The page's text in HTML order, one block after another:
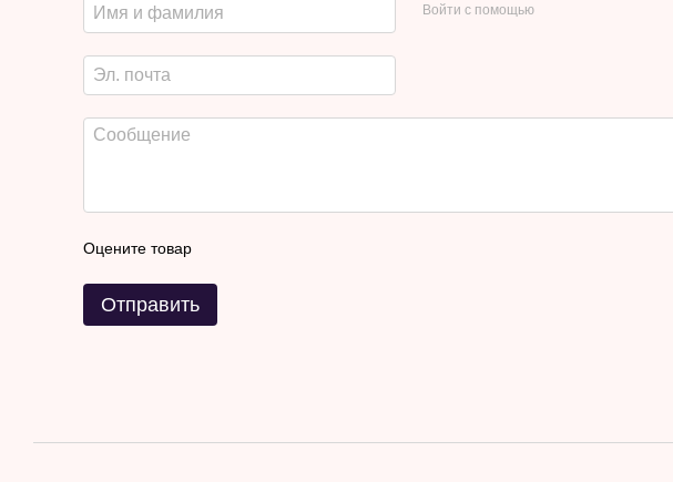
Войти с помощью
Оцените товар
Отправить